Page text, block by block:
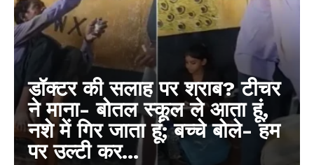
डॉक्टर की सलाह पर शराब? टीचर
ने माना- बोतल स्कूल ले आता हूं,
नशे में गिर जाता हूं; बच्चे बोले- हम
पर उल्टी कर...